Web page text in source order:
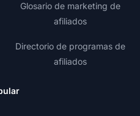
Glosario de marketing de
afiliados
Directorio de programas de
afiliados